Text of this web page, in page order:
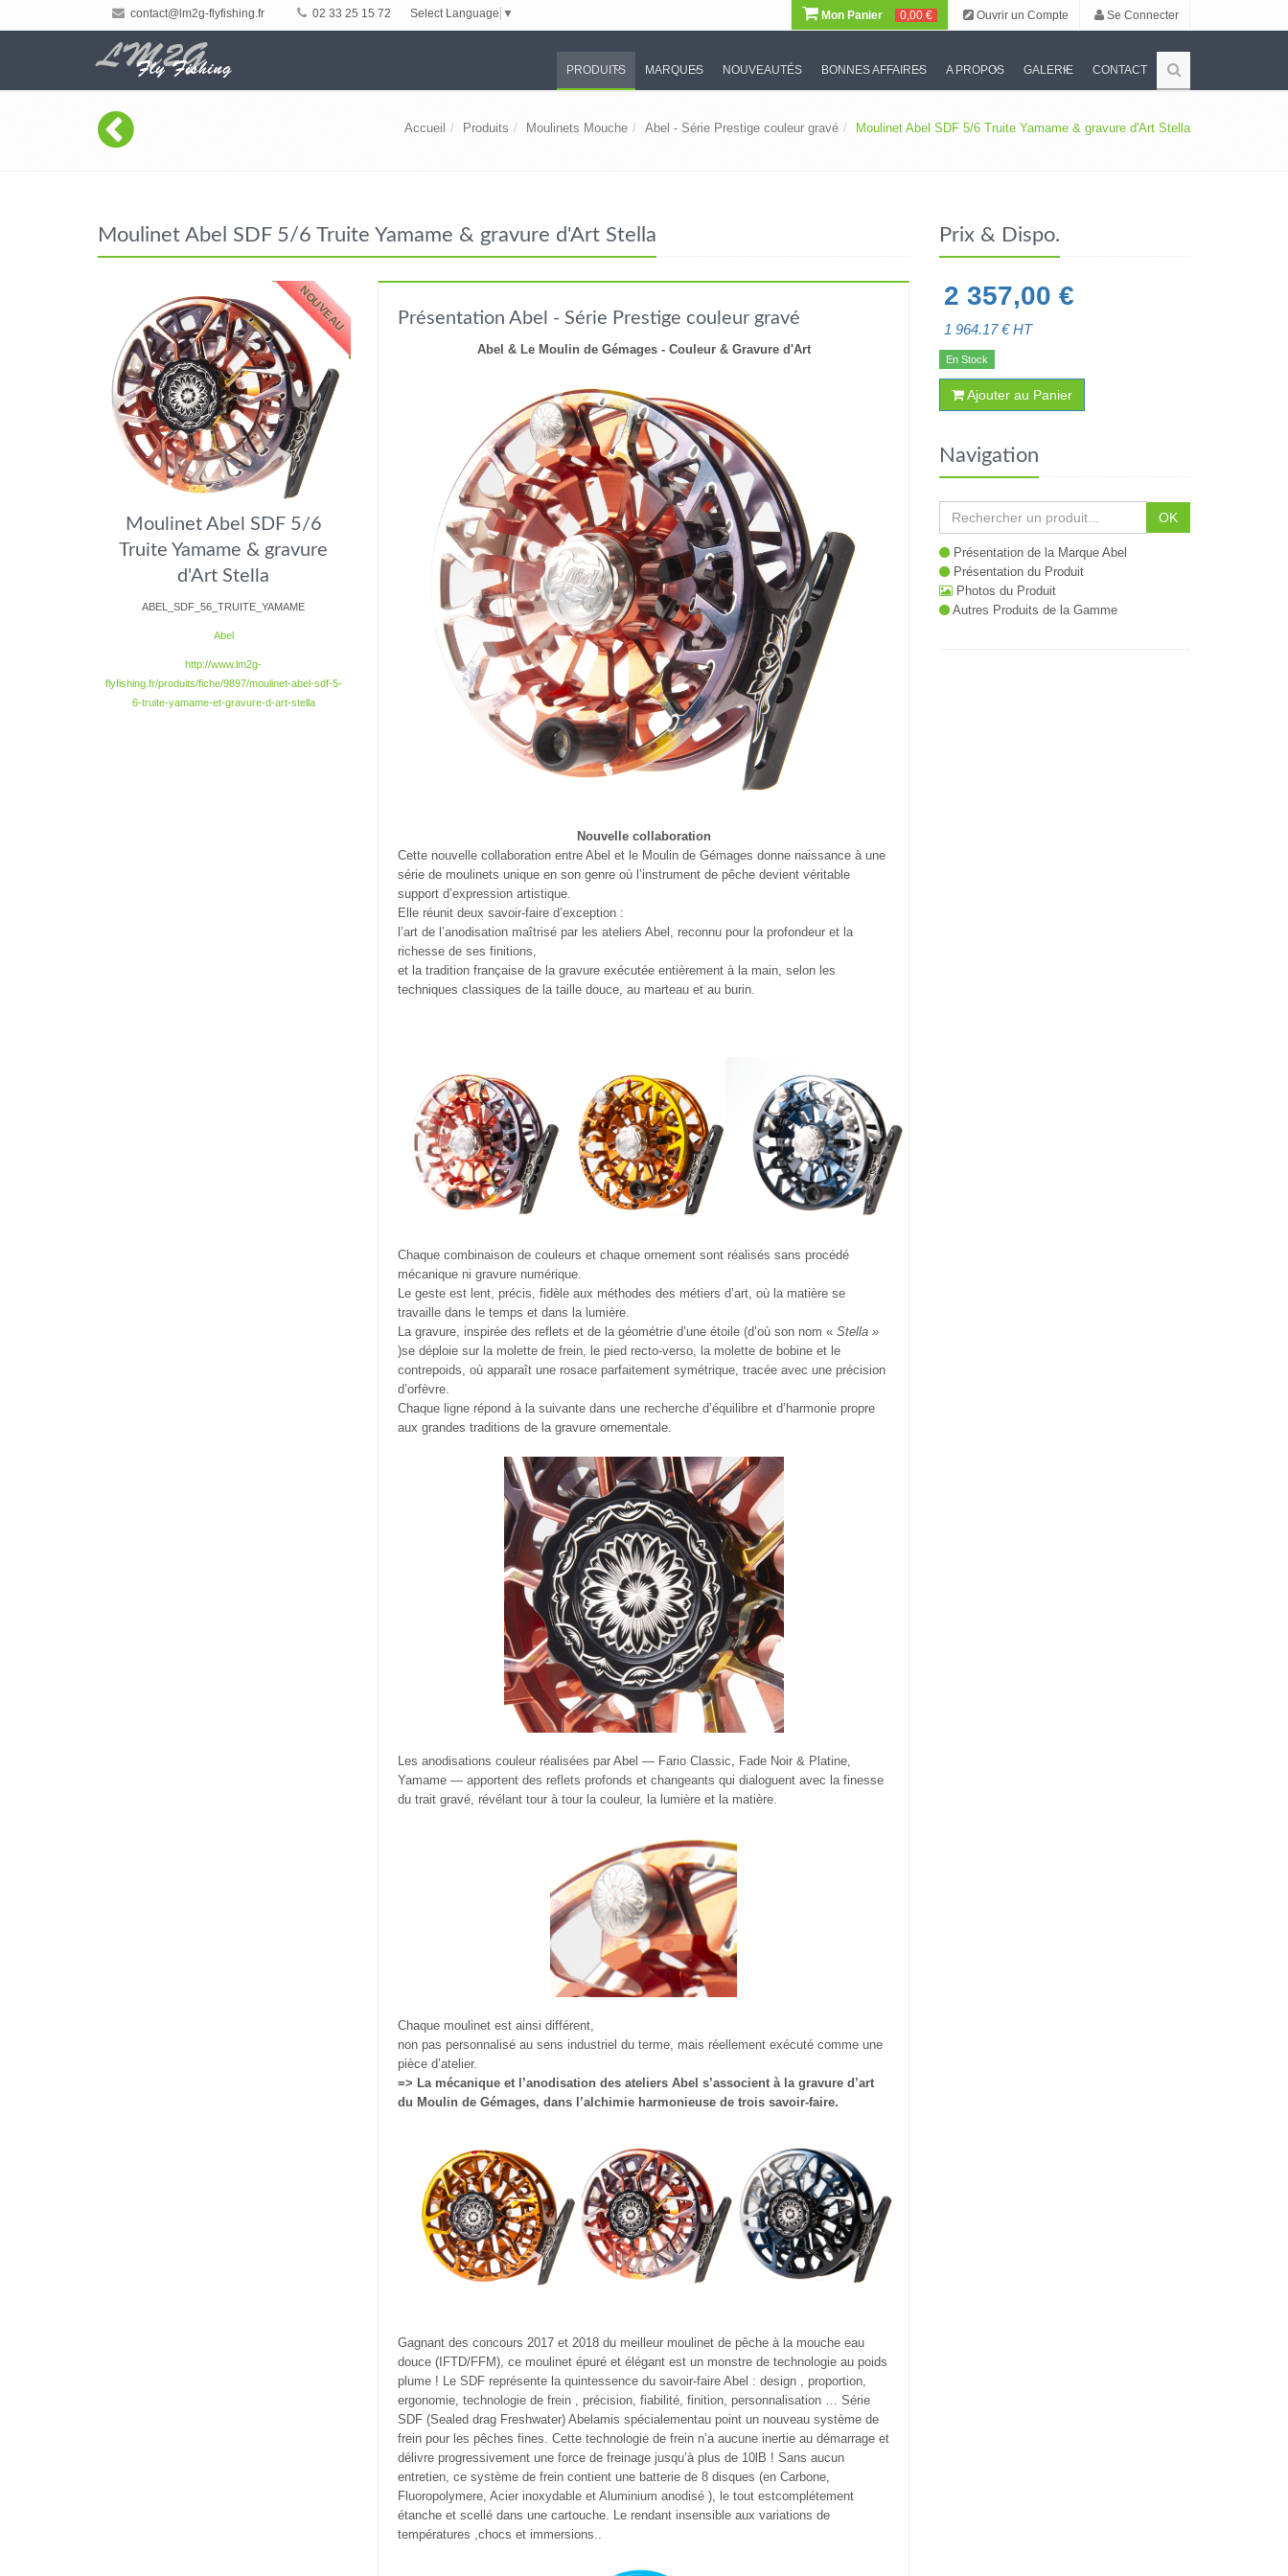
contact@lm2g-flyfishing.fr 02 33 25 15 72 Select Language ▼ Mon Panier 0,00 € Ouvrir un Compte Se Connecter
PRODUITS MARQUES NOUVEAUTÉS BONNES AFFAIRES A PROPOS GALERIE CONTACT
Accueil Produits Moulinets Mouche Abel - Série Prestige couleur gravé Moulinet Abel SDF 5/6 Truite Yamame & gravure d'Art Stella
Moulinet Abel SDF 5/6 Truite Yamame & gravure d'Art Stella
NOUVEAU
Moulinet Abel SDF 5/6
Truite Yamame & gravure
d'Art Stella
ABEL_SDF_56_TRUITE_YAMAME
Abel
http://www.lm2g-
flyfishing.fr/produits/fiche/9897/moulinet-abel-sdf-5-
6-truite-yamame-et-gravure-d-art-stella
Présentation Abel - Série Prestige couleur gravé
Abel & Le Moulin de Gémages - Couleur & Gravure d'Art
Nouvelle collaboration
Cette nouvelle collaboration entre Abel et le Moulin de Gémages donne naissance à une
série de moulinets unique en son genre où l’instrument de pêche devient véritable
support d’expression artistique.
Elle réunit deux savoir-faire d’exception :
l’art de l’anodisation maîtrisé par les ateliers Abel, reconnu pour la profondeur et la
richesse de ses finitions,
et la tradition française de la gravure exécutée entièrement à la main, selon les
techniques classiques de la taille douce, au marteau et au burin.
Chaque combinaison de couleurs et chaque ornement sont réalisés sans procédé
mécanique ni gravure numérique.
Le geste est lent, précis, fidèle aux méthodes des métiers d’art, où la matière se
travaille dans le temps et dans la lumière.
La gravure, inspirée des reflets et de la géométrie d’une étoile (d’où son nom «Stella »
)se déploie sur la molette de frein, le pied recto-verso, la molette de bobine et le
contrepoids, où apparaît une rosace parfaitement symétrique, tracée avec une précision
d’orfèvre.
Chaque ligne répond à la suivante dans une recherche d’équilibre et d’harmonie propre
aux grandes traditions de la gravure ornementale.
Les anodisations couleur réalisées par Abel — Fario Classic, Fade Noir & Platine,
Yamame — apportent des reflets profonds et changeants qui dialoguent avec la finesse
du trait gravé, révélant tour à tour la couleur, la lumière et la matière.
Chaque moulinet est ainsi différent,
non pas personnalisé au sens industriel du terme, mais réellement exécuté comme une
pièce d’atelier.
=> La mécanique et l’anodisation des ateliers Abel s’associent à la gravure d’art
du Moulin de Gémages, dans l’alchimie harmonieuse de trois savoir-faire.
Gagnant des concours 2017 et 2018 du meilleur moulinet de pêche à la mouche eau
douce (IFTD/FFM), ce moulinet épuré et élégant est un monstre de technologie au poids
plume ! Le SDF représente la quintessence du savoir-faire Abel : design , proportion,
ergonomie, technologie de frein , précision, fiabilité, finition, personnalisation … Série
SDF (Sealed drag Freshwater) Abelamis spécialementau point un nouveau système de
frein pour les pêches fines. Cette technologie de frein n’a aucune inertie au démarrage et
délivre progressivement une force de freinage jusqu’à plus de 10lB ! Sans aucun
entretien, ce système de frein contient une batterie de 8 disques (en Carbone,
Fluoropolymere, Acier inoxydable et Aluminium anodisé ), le tout estcomplétement
étanche et scellé dans une cartouche. Le rendant insensible aux variations de
températures ,chocs et immersions..
Prix & Dispo.
2 357,00 €
1 964.17€ HT
En Stock
Ajouter au Panier
Navigation
OK
Présentation de la Marque Abel
Présentation du Produit
Photos du Produit
Autres Produits de la Gamme